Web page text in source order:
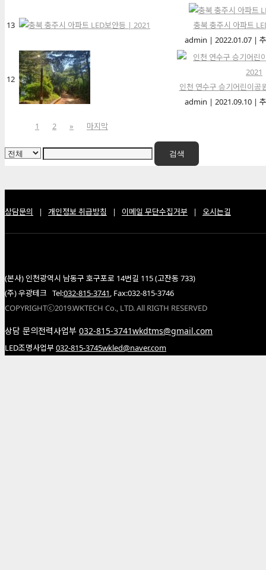
13
충북 충주시 아파트
admin | 2022.01.07 |
12
인천 연수구 승기어린이공
admin | 2021.09.10 |
1 2 » 마지막
검색
상담문의 | 개인정보 취급방침 | 이메일 무단수집거부 | 오시는길
(본사) 인천광역시 남동구 호구포로 14번길 115 (고잔동 733)
(주) 우광테크 Tel:032-815-3741, Fax:032-815-3746
COPYRIGHTⓒ2019.WKTECH Co., LTD. All RIGTH RESERVED
상담 문의전력사업부 032-815-3741wkdtms@gmail.com
LED조명사업부 032-815-3745wkled@naver.com